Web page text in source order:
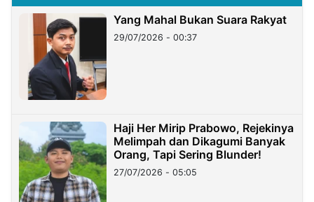
Yang Mahal Bukan Suara Rakyat
29/07/2026 - 00:37
Haji Her Mirip Prabowo, Rejekinya
Melimpah dan Dikagumi Banyak
Orang, Tapi Sering Blunder!
27/07/2026 - 05:05